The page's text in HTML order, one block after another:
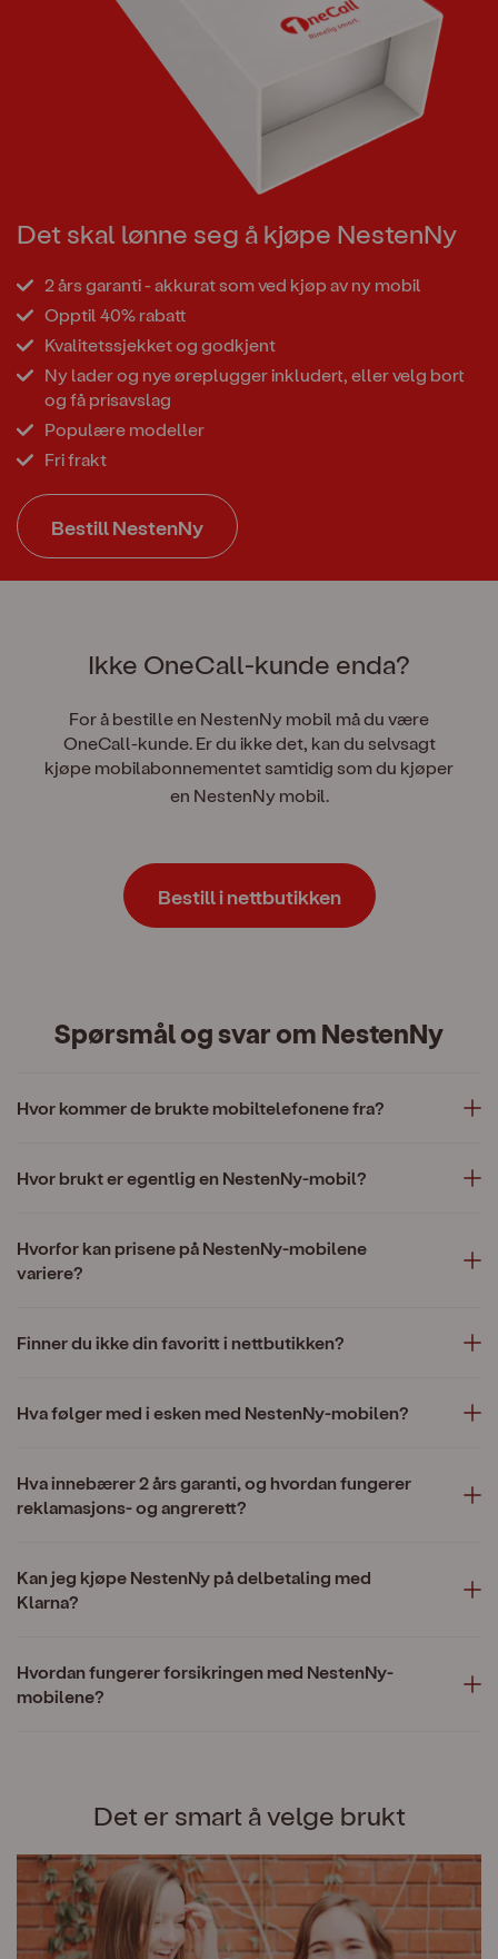
Det skal lønne seg å kjøpe NestenNy
2 års garanti - akkurat som ved kjøp av ny mobil
Opptil 40% rabatt
Kvalitetssjekket og godkjent
Ny lader og nye øreplugger inkludert, eller velg bort
og få prisavslag
Populære modeller
Fri frakt
Bestill NestenNy
Ikke OneCall-kunde enda?
For å bestille en NestenNy mobil må du være
OneCall-kunde. Er du ikke det, kan du selvsagt
kjøpe mobilabonnementet samtidig som du kjøper
en NestenNy mobil.
Bestill i nettbutikken
Spørsmål og svar om NestenNy
Hvor kommer de brukte mobiltelefonene fra?
Hvor brukt er egentlig en NestenNy-mobil?
Hvorfor kan prisene på NestenNy-mobilene
variere?
Finner du ikke din favoritt i nettbutikken?
Hva følger med i esken med NestenNy-mobilen?
Hva innebærer 2 års garanti, og hvordan fungerer
reklamasjons- og angrerett?
Kan jeg kjøpe NestenNy på delbetaling med
Klarna?
Hvordan fungerer forsikringen med NestenNy-
mobilene?
Det er smart å velge brukt